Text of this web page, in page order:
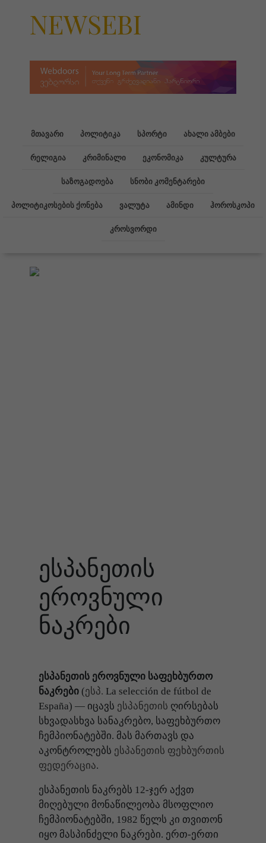
NEWSEBI
მთავარი პოლიტიკა სპორტი ახალი ამბები
რელიგია კრიმინალი ეკონომიკა კულტურა
საზოგადოება სნობი კომენტარები
პოლიტიკოსების ქონება ვალუტა ამინდი ჰოროსკოპი
კროსვორდი
ესპანეთის
ეროვნული
ნაკრები
ესპანეთის ეროვნული საფეხბურთო
ნაკრები (ესპ. La selección de fútbol de
España) — იცავს ესპანეთის ღირსებას
სხვადასხვა სანაკრებო, საფეხბურთო
ჩემპიონატებში. მას მართავს და
აკონტროლებს ესპანეთის ფეხბურთის
ფედერაცია.
ესპანეთის ნაკრებს 12-ჯერ აქვთ
მიღებული მონაწილეობა მსოფლიო
ჩემპიონატებში, 1982 წელს კი თვითონ
იყო მასპინძელი ნაკრები. ერთ-ერთი